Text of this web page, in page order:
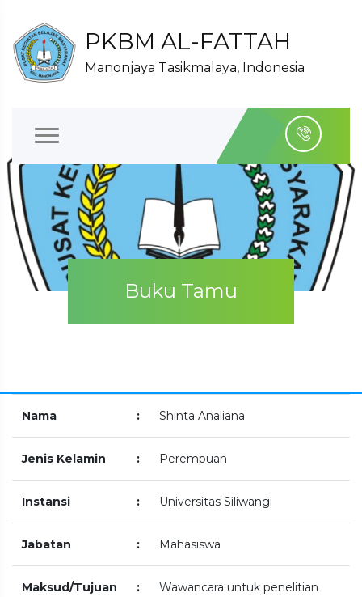
PKBM AL-FATTAH
Manonjaya Tasikmalaya, Indonesia
Buku Tamu
Nama : Shinta Analiana
Jenis Kelamin : Perempuan
Instansi : Universitas Siliwangi
Jabatan : Mahasiswa
Maksud/Tujuan :
Wawancara untuk penelitian